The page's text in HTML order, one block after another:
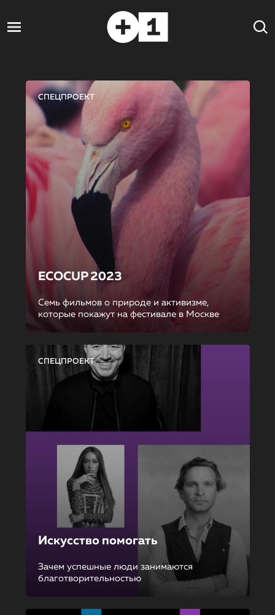
СПЕЦПРОЕКТ
ECOCUP 2023
Семь фильмов о природе и активизме,
которые покажут на фестивале в Москве
СПЕЦПРОЕКТ
Искусство помогать
Зачем успешные люди занимаются
благотворительностью